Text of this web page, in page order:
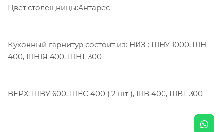
Цвет столещницы:Антарес
Кухонный гарнитур состоит из: НИЗ : ШНУ 1000, ШН
400, ШН1Я 400, ШНТ 300
ВЕРХ: ШВУ 600, ШВС 400 ( 2 шт ), ШВ 400, ШВТ 300